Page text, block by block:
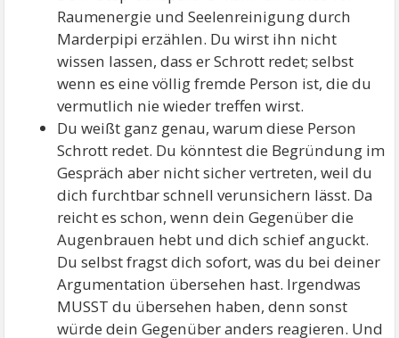
Raumenergie und Seelenreinigung durch
Marderpipi erzählen. Du wirst ihn nicht
wissen lassen, dass er Schrott redet; selbst
wenn es eine völlig fremde Person ist, die du
vermutlich nie wieder treffen wirst.
Du weißt ganz genau, warum diese Person
Schrott redet. Du könntest die Begründung im
Gespräch aber nicht sicher vertreten, weil du
dich furchtbar schnell verunsichern lässt. Da
reicht es schon, wenn dein Gegenüber die
Augenbrauen hebt und dich schief anguckt.
Du selbst fragst dich sofort, was du bei deiner
Argumentation übersehen hast. Irgendwas
MUSST du übersehen haben, denn sonst
würde dein Gegenüber anders reagieren. Und